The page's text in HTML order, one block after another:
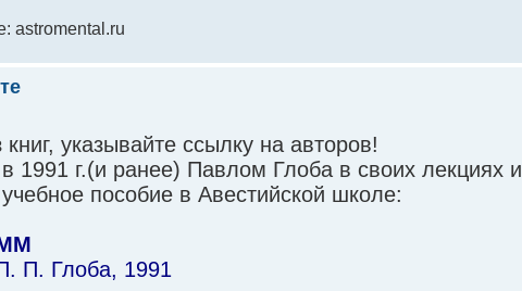
astromental.ru
указывайте ссылку на авторов!
г.(и ранее) Павлом Глоба в своих лекциях и
пособие в Авестийской школе:
П. Глоба, 1991